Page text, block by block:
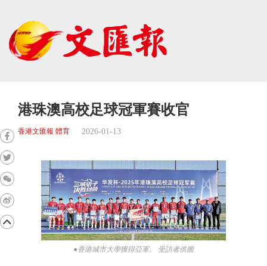
港珠澳高校足球冠軍賽收官
香港文匯報 體育 2026-01-13
●香港城市大學獲得亞軍。 受訪者供圖